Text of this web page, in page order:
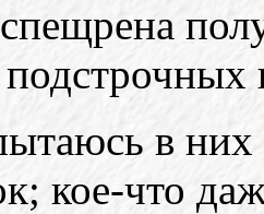
в них
кое-что